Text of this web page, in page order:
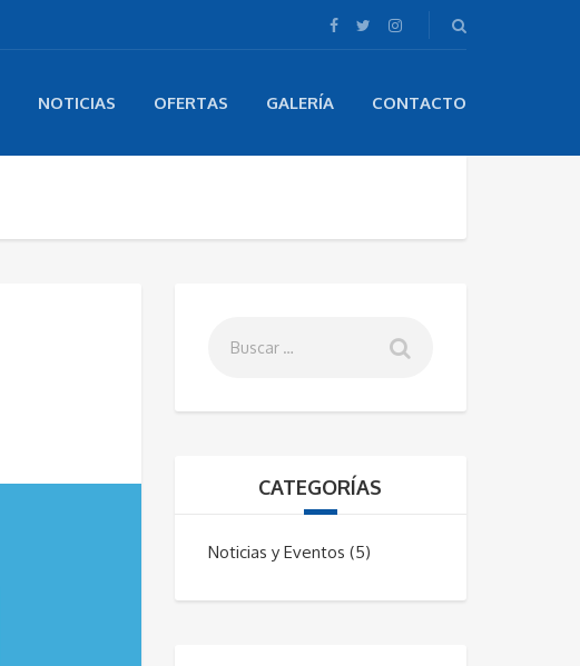
NOTICIAS OFERTAS GALERÍA CONTACTO
CATEGORÍAS
Noticias y Eventos (5)